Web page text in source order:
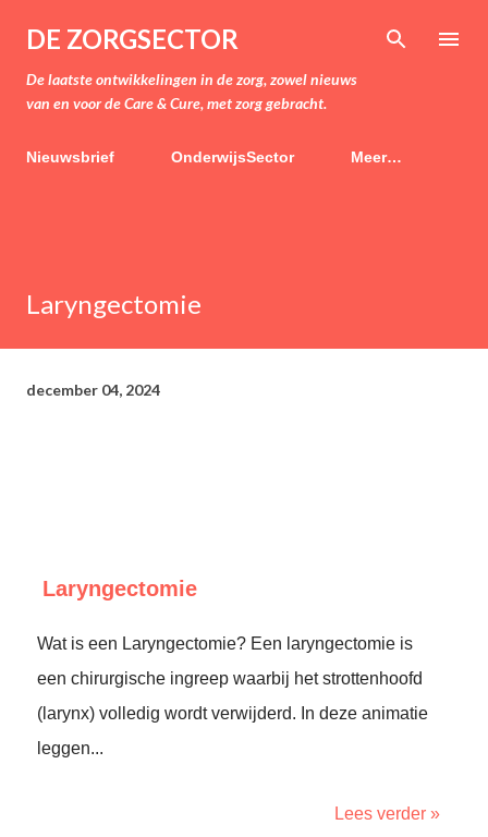
Doorgaan naar hoofdcontent
DE ZORGSECTOR
De laatste ontwikkelingen in de zorg, zowel nieuws
van en voor de Care & Cure, met zorg gebracht.
Nieuwsbrief OnderwijsSector Meer…
Laryngectomie
december 04, 2024
Laryngectomie
Wat is een Laryngectomie? Een laryngectomie is
een chirurgische ingreep waarbij het strottenhoofd
(larynx) volledig wordt verwijderd. In deze animatie
leggen...
Lees verder »